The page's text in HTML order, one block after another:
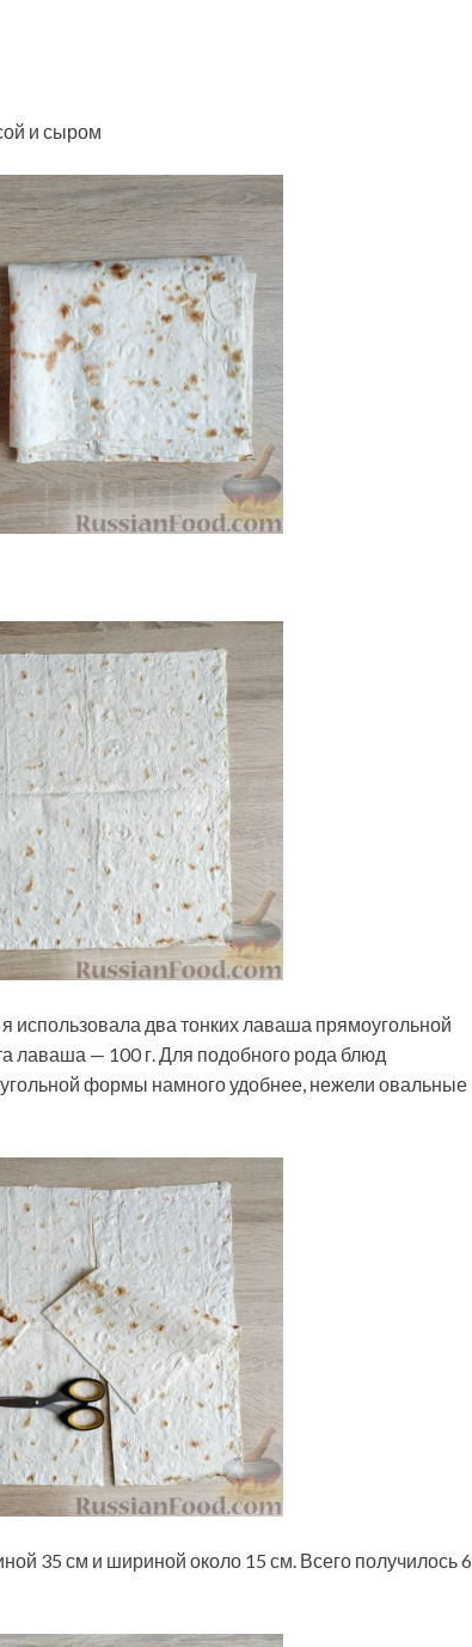
и сыром
использовала два тонких лаваша прямоугольной
лаваша — 100 г. Для подобного рода блюд
формы намного удобнее, нежели овальные
35 см и шириной около 15 см. Всего получилось 6